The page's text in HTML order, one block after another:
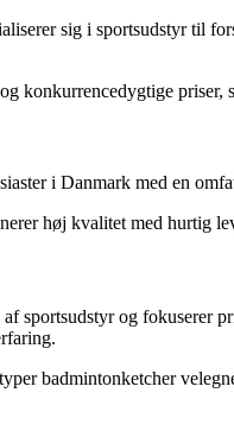
sig i sportsudstyr til
konkurrencedygtige
i Danmark med en
høj kvalitet med hurtig
sportsudstyr og fokuserer
badmintonketcher